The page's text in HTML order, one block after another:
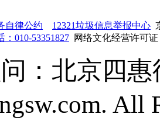
自律公约 12321垃圾信息举报中心
010-53351827 网络文化经营许可
：北京四
All